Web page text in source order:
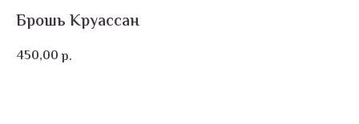
Брошь Круассан
450,00 р.